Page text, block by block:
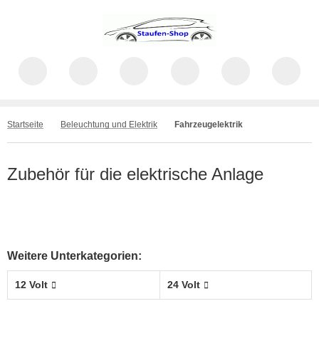
Startseite Beleuchtung und Elektrik Fahrzeugelektrik
Zubehör für die elektrische Anlage
Weitere Unterkategorien:
12 Volt 24 Volt